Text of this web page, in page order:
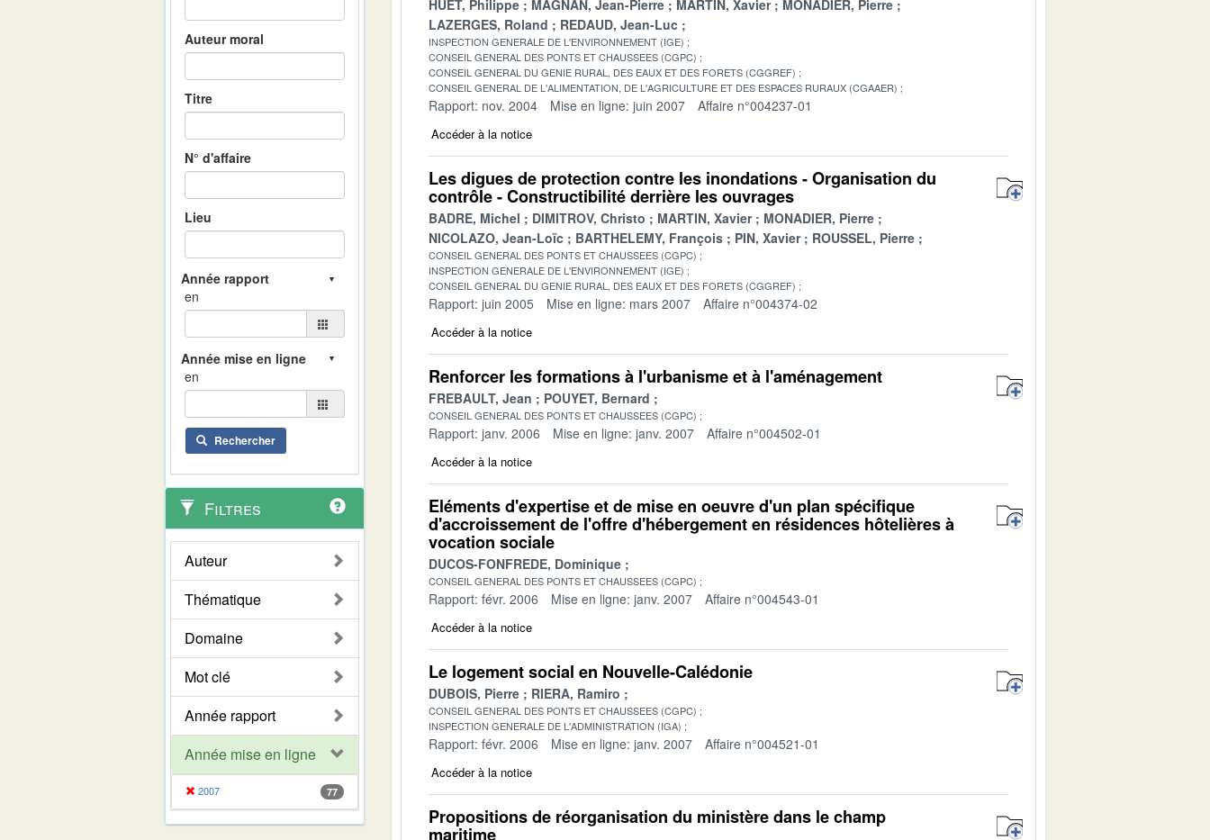
Auteur moral
Titre
N° d'affaire
Lieu
en
en
Rechercher
Filtres
Auteur
Thématique
Domaine
Mot clé
Année rapport
Année mise en ligne
2007 77
HUET, Philippe MAGNAN, Jean-Pierre MARTIN, Xavier
MONADIER, Pierre
LAZERGES, Roland
REDAUD, Jean-Luc
INSPECTION GENERALE DE L'ENVIRONNEMENT (IGE)
CONSEIL GENERAL DES PONTS ET CHAUSSEES (CGPC)
CONSEIL GENERAL DU GENIE RURAL, DES EAUX ET DES FORETS (CGGREF)
CONSEIL GENERAL DE L'ALIMENTATION, DE L'AGRICULTURE ET DES ESPACES RURAUX (CGAAER)
Rapport: nov. 2004 Mise en ligne: juin 2007 Affaire n°004237-01
Accéder à la notice
Les digues de protection contre les inondations - Organisation du
contrôle - Constructibilité derrière les ouvrages
BADRE, Michel DIMITROV, Christo MARTIN, Xavier
MONADIER, Pierre
NICOLAZO, Jean-Loïc
BARTHELEMY, François PIN, Xavier ROUSSEL, Pierre
CONSEIL GENERAL DES PONTS ET CHAUSSEES (CGPC)
INSPECTION GENERALE DE L'ENVIRONNEMENT (IGE)
CONSEIL GENERAL DU GENIE RURAL, DES EAUX ET DES FORETS (CGGREF)
Rapport: juin 2005 Mise en ligne: mars 2007 Affaire n°004374-02
Accéder à la notice
Renforcer les formations à l'urbanisme et à l'aménagement
FREBAULT, Jean POUYET, Bernard
CONSEIL GENERAL DES PONTS ET CHAUSSEES (CGPC)
Rapport: janv. 2006 Mise en ligne: janv. 2007 Affaire n°004502-01
Accéder à la notice
Eléments d'expertise et de mise en oeuvre d'un plan spécifique
d'accroissement de l'offre d'hébergement en résidences hôtelières à
vocation sociale
DUCOS-FONFREDE, Dominique
CONSEIL GENERAL DES PONTS ET CHAUSSEES (CGPC)
Rapport: févr. 2006 Mise en ligne: janv. 2007 Affaire n°004543-01
Accéder à la notice
Le logement social en Nouvelle-Calédonie
DUBOIS, Pierre RIERA, Ramiro
CONSEIL GENERAL DES PONTS ET CHAUSSEES (CGPC)
INSPECTION GENERALE DE L'ADMINISTRATION (IGA)
Rapport: févr. 2006 Mise en ligne: janv. 2007 Affaire n°004521-01
Accéder à la notice
Propositions de réorganisation du ministère dans le champ
maritime